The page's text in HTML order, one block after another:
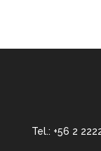
Tel.: +56 2